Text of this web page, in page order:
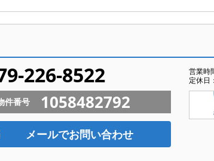
226-8522
営業時
定休日
件番号 1058482792
メールでお問い合わせ